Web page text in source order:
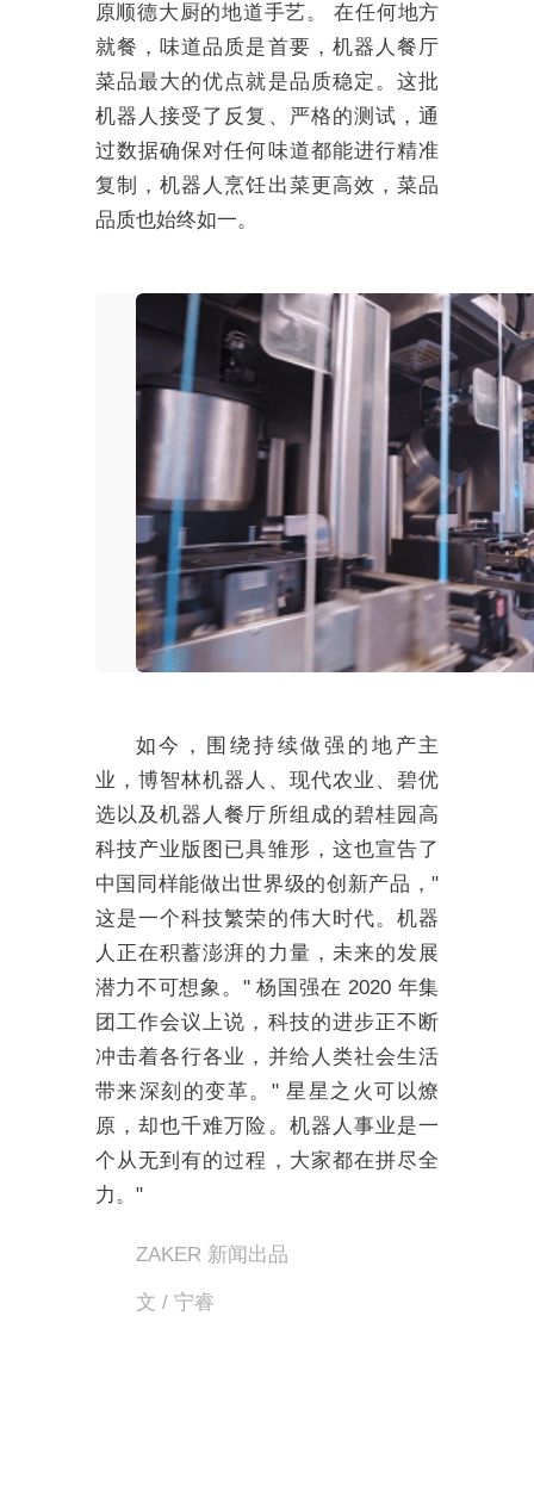
原顺德大厨的地道手艺。 在任何地方
就餐，味道品质是首要，机器人餐厅
菜品最大的优点就是品质稳定。这批
机器人接受了反复、严格的测试，通
过数据确保对任何味道都能进行精准
复制，机器人烹饪出菜更高效，菜品
品质也始终如一。
如今，围绕持续做强的地产主
业，博智林机器人、现代农业、碧优
选以及机器人餐厅所组成的碧桂园高
科技产业版图已具雏形，这也宣告了
中国同样能做出世界级的创新产品，"
这是一个科技繁荣的伟大时代。机器
人正在积蓄澎湃的力量，未来的发展
潜力不可想象。" 杨国强在 2020 年集
团工作会议上说，科技的进步正不断
冲击着各行各业，并给人类社会生活
带来深刻的变革。" 星星之火可以燎
原，却也千难万险。机器人事业是一
个从无到有的过程，大家都在拼尽全
力。"
ZAKER 新闻出品
文 / 宁睿